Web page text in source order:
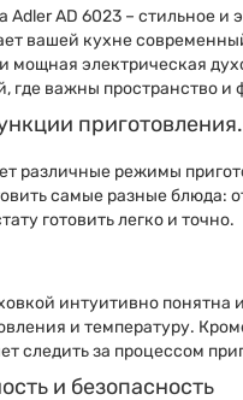
Adler AD 6023 – стильное
вашей кухне
мощная электрическая
где важны пространство и
приготовления.
различные режимы
самые разные блюда:
готовить легко и точно.
интуитивно понятна
и температуру.
следить за процессом
и безопасность